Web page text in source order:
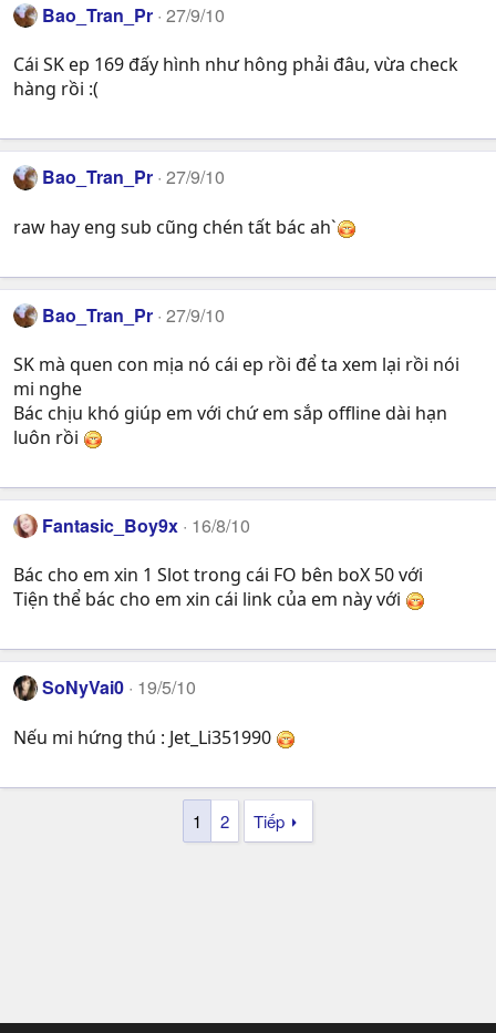
Bao_Tran_Pr 27/9/10
Cái SK ep 169 đấy hình như hông phải đâu, vừa check
hàng rồi :(
Bao_Tran_Pr 27/9/10
raw hay eng sub cũng chén tất bác ah`
Bao_Tran_Pr 27/9/10
SK mà quen con mịa nó cái ep rồi để ta xem lại rồi nói
mi nghe
Bác chịu khó giúp em với chứ em sắp offline dài hạn
luôn rồi
Fantasic_Boy9x 16/8/10
Bác cho em xin 1 Slot trong cái FO bên boX 50 với
Tiện thể bác cho em xin cái link của em này với
SoNyVai0 19/5/10
Nếu mi hứng thú : Jet_Li351990
1 2 Tiếp